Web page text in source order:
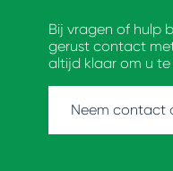
Bij vragen of hulp
gerust contact
altijd klaar om u te
Neem contact